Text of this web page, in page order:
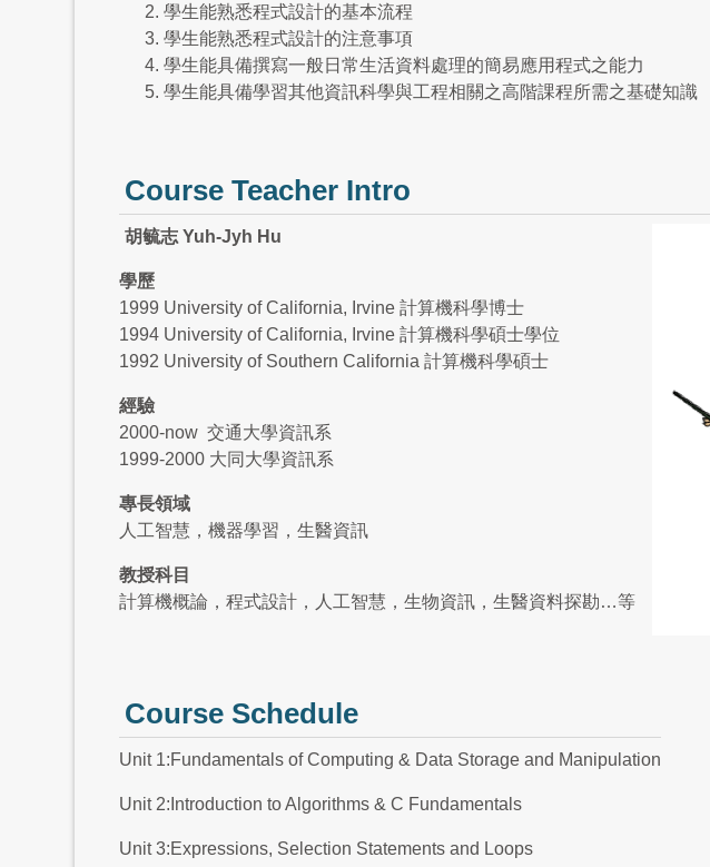
學生能熟悉程式設計的基本流程
學生能熟悉程式設計的注意事項
學生能具備撰寫一般日常生活資料處理的簡易應用程式之能力
學生能具備學習其他資訊科學與工程相關之高階課程所需之基礎知識
Course Teacher Intro
胡毓志 Yuh-Jyh Hu
學歷
1999 University of California, Irvine 計算機科學博士
1994 University of California, Irvine 計算機科學碩士學位
1992 University of Southern California 計算機科學碩士
經驗
2000-now 交通大學資訊系
1999-2000 大同大學資訊系
專長領域
人工智慧，機器學習，生醫資訊
教授科目
計算機概論，程式設計，人工智慧，生物資訊，生醫資料探勘…等
Course Schedule
Unit 1:Fundamentals of Computing & Data Storage and Manipulation
Unit 2:Introduction to Algorithms & C Fundamentals
Unit 3:Expressions, Selection Statements and Loops